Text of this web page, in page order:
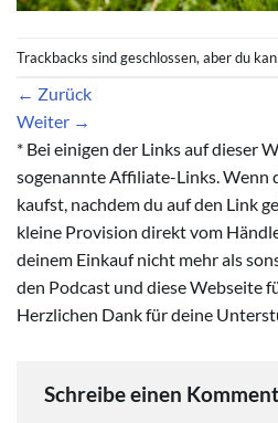
Trackbacks sind geschlossen, aber du
← Zurück
Weiter →
* Bei einigen der Links auf dieser
sogenannte Affiliate-Links. Wenn
kaufst, nachdem du auf den Link
kleine Provision direkt vom
deinem Einkauf nicht mehr als
den Podcast und diese Webseite
Herzlichen Dank für deine
Schreibe einen